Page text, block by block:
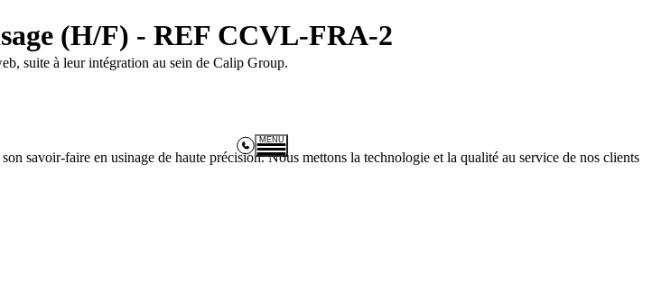
suite à leur intégration au sein de Calip Group.
MENU
(H/F) - REF CCVL-FRA-2
savoir-faire en usinage de haute précision. Nous mettons la technologie et la qualité au service de nos clients